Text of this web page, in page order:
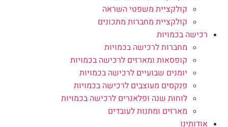
קולקציית משפטי השראה
קולקציית מחברות מתכונים
רכישה בכמויות
מחברות לרכישה בכמויות
קופסאות ומארזים לרכישה בכמויות
יומנים שבועיים לרכישה בכמויות
פנקסים מעוצבים לרכישה בכמויות
לוחות שנה ופלאנרים לרכישה בכמויות
מארזים ומתנות לעובדים
אודותינו